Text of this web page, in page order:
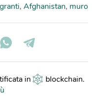
, Afghanistan, muro
in blockchain.